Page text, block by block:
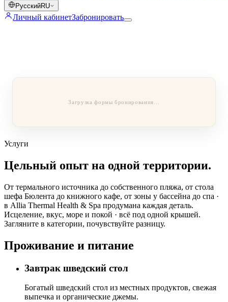
РусскийRU
Личный кабинетЗабронировать
Загрузка формы бронирования…
Услуги
Цельный опыт на одной территории.
От термального источника до собственного пляжа, от стола
шефа Бюлента до книжного кафе, от зоны у бассейна до спа ·
в Allia Thermal Health & Spa продумана каждая деталь.
Исцеление, вкус, море и покой · всё под одной крышей.
Загляните в категории, почувствуйте разницу.
Проживание и питание
Завтрак шведский стол
Богатый шведский стол из местных продуктов, свежая
выпечка и органические джемы.